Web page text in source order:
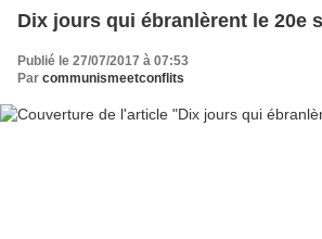
Dix jours qui ébranlèrent le 20e
Publié le 27/07/2017 à 07:53
Par communismeetconflits